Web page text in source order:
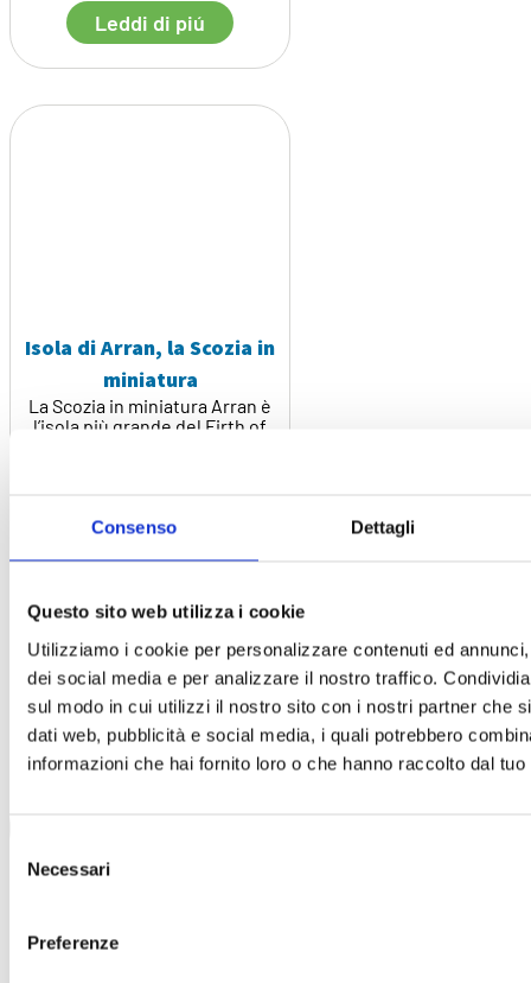
Consenso Dettagli
Questo sito web utilizza i cookie
Utilizziamo i cookie per personalizzare contenuti ed
dei social media e per analizzare il nostro traffico.
sul modo in cui utilizzi il nostro sito con i nostri partner che
dati web, pubblicità e social media, i quali potrebbero
informazioni che hai fornito loro o che hanno raccolto dal
delNecessari
Preferenze
Leddi di piú
Isola di Arran, la Scozia in
miniatura
La Scozia in miniatura Arran è
l’isola più grande del Firth of
Leddi di piú